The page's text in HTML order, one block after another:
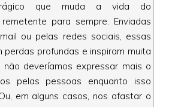
trágico que muda a vida do
para sempre. Enviadas
ou pelas redes sociais, essas
perdas profundas e inspiram muita
não deveríamos expressar mais o
pelas pessoas enquanto isso
em alguns casos, nos afastar o